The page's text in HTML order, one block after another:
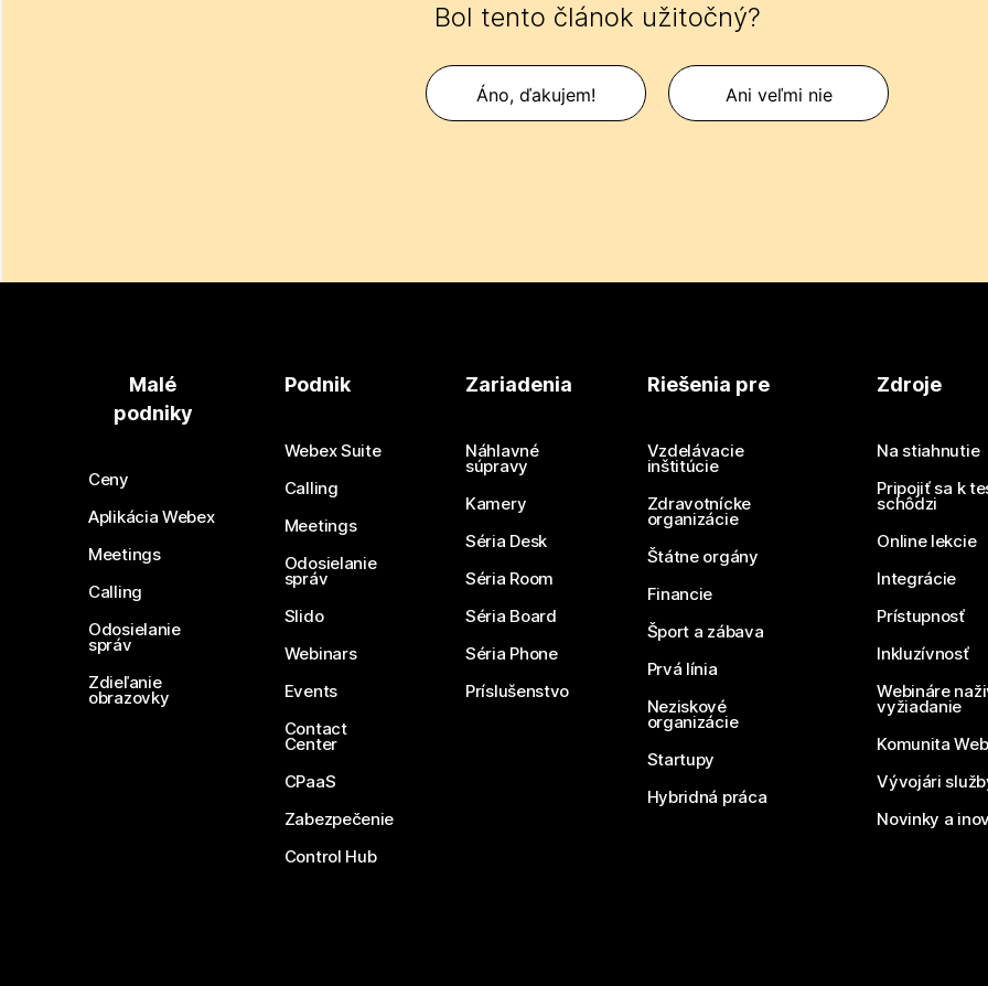
Bol tento článok užitočný?
Áno, ďakujem! Ani veľmi nie
Malé
podniky
Ceny
Aplikácia Webex
Meetings
Calling
Odosielanie
správ
Zdieľanie
obrazovky
Podnik
Webex Suite
Calling
Meetings
Odosielanie
správ
Slido
Webinars
Events
Contact
Center
CPaaS
Zabezpečenie
Control Hub
Zariadenia
Náhlavné
súpravy
Kamery
Séria Desk
Séria Room
Séria Board
Séria Phone
Príslušenstvo
Riešenia pre
Vzdelávacie
inštitúcie
Zdravotnícke
organizácie
Štátne orgány
Financie
Šport a zábava
Prvá línia
Neziskové
organizácie
Startupy
Hybridná práca
Zdroje
Na stiahnutie
Pripojiť sa k
schôdzi
Online lekcie
Integrácie
Prístupnosť
Inkluzívnosť
Webináre
vyžiadanie
Komunita
Vývojári
Novinky a